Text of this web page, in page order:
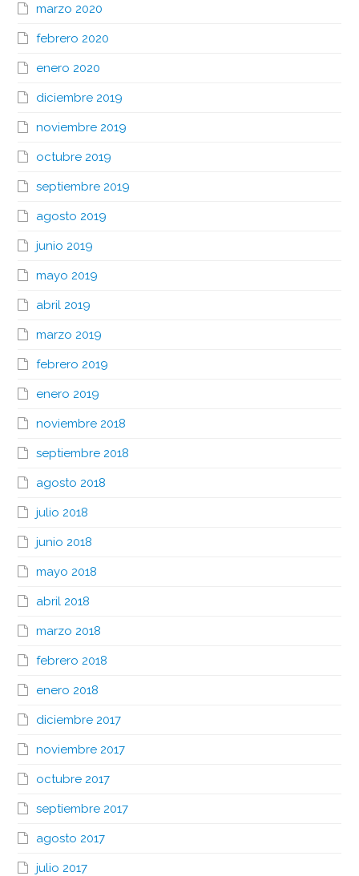
marzo 2020
febrero 2020
enero 2020
diciembre 2019
noviembre 2019
octubre 2019
septiembre 2019
agosto 2019
junio 2019
mayo 2019
abril 2019
marzo 2019
febrero 2019
enero 2019
noviembre 2018
septiembre 2018
agosto 2018
julio 2018
junio 2018
mayo 2018
abril 2018
marzo 2018
febrero 2018
enero 2018
diciembre 2017
noviembre 2017
octubre 2017
septiembre 2017
agosto 2017
julio 2017